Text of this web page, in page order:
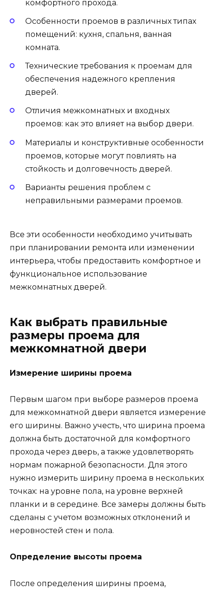
комфортного прохода.
Особенности проемов в различных типах
помещений: кухня, спальня, ванная
комната.
Технические требования к проемам для
обеспечения надежного крепления
дверей.
Отличия межкомнатных и входных
проемов: как это влияет на выбор двери.
Материалы и конструктивные особенности
проемов, которые могут повлиять на
стойкость и долговечность дверей.
Варианты решения проблем с
неправильными размерами проемов.
Все эти особенности необходимо учитывать
при планировании ремонта или изменении
интерьера, чтобы предоставить комфортное и
функциональное использование
межкомнатных дверей.
Как выбрать правильные
размеры проема для
межкомнатной двери
Измерение ширины проема
Первым шагом при выборе размеров проема
для межкомнатной двери является измерение
его ширины. Важно учесть, что ширина проема
должна быть достаточной для комфортного
прохода через дверь, а также удовлетворять
нормам пожарной безопасности. Для этого
нужно измерить ширину проема в нескольких
точках: на уровне пола, на уровне верхней
планки и в середине. Все замеры должны быть
сделаны с учетом возможных отклонений и
неровностей стен и пола.
Определение высоты проема
После определения ширины проема,